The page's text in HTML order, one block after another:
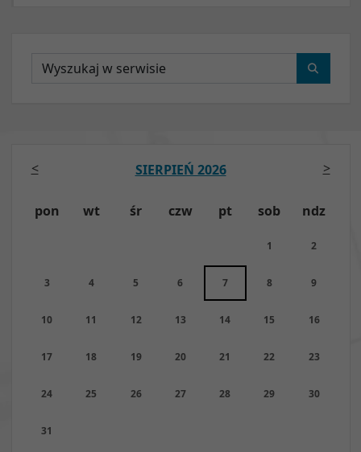
Wyszukaj
SIERPIEŃ 2026
pon wt śr czw pt sob ndz
1 2
3 4 5 6 7 8 9
10 11 12 13 14 15 16
17 18 19 20 21 22 23
24 25 26 27 28 29 30
31
< >